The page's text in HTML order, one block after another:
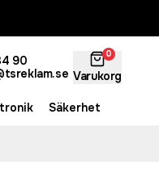
90
0
Varukorg
Säkerhet